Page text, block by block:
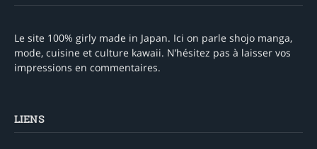
Le site 100% girly made in Japan. Ici on parle shojo manga,
mode, cuisine et culture kawaii. N’hésitez pas à laisser vos
impressions en commentaires.
LIENS